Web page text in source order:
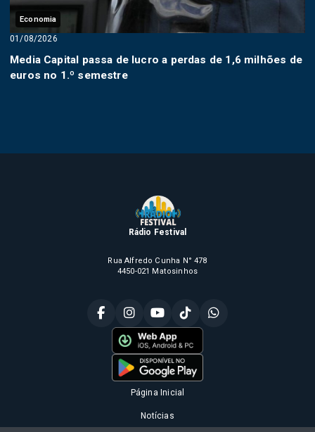
Economia
01/08/2026
Media Capital passa de lucro a perdas de 1,6 milhões de
euros no 1.º semestre
Rádio Festival
Rua Alfredo Cunha N° 478
4450-021 Matosinhos
Página Inicial
Notícias